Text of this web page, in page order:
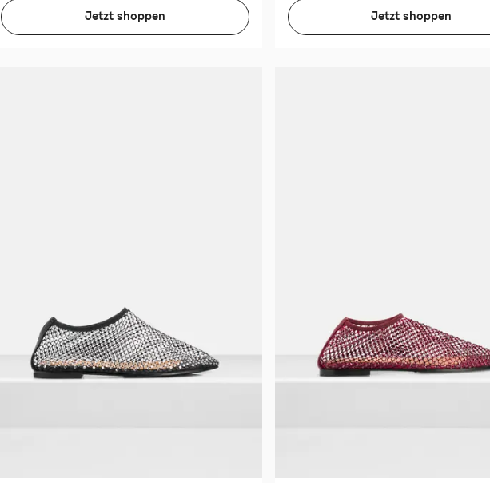
Jetzt shoppen Jetzt shoppen